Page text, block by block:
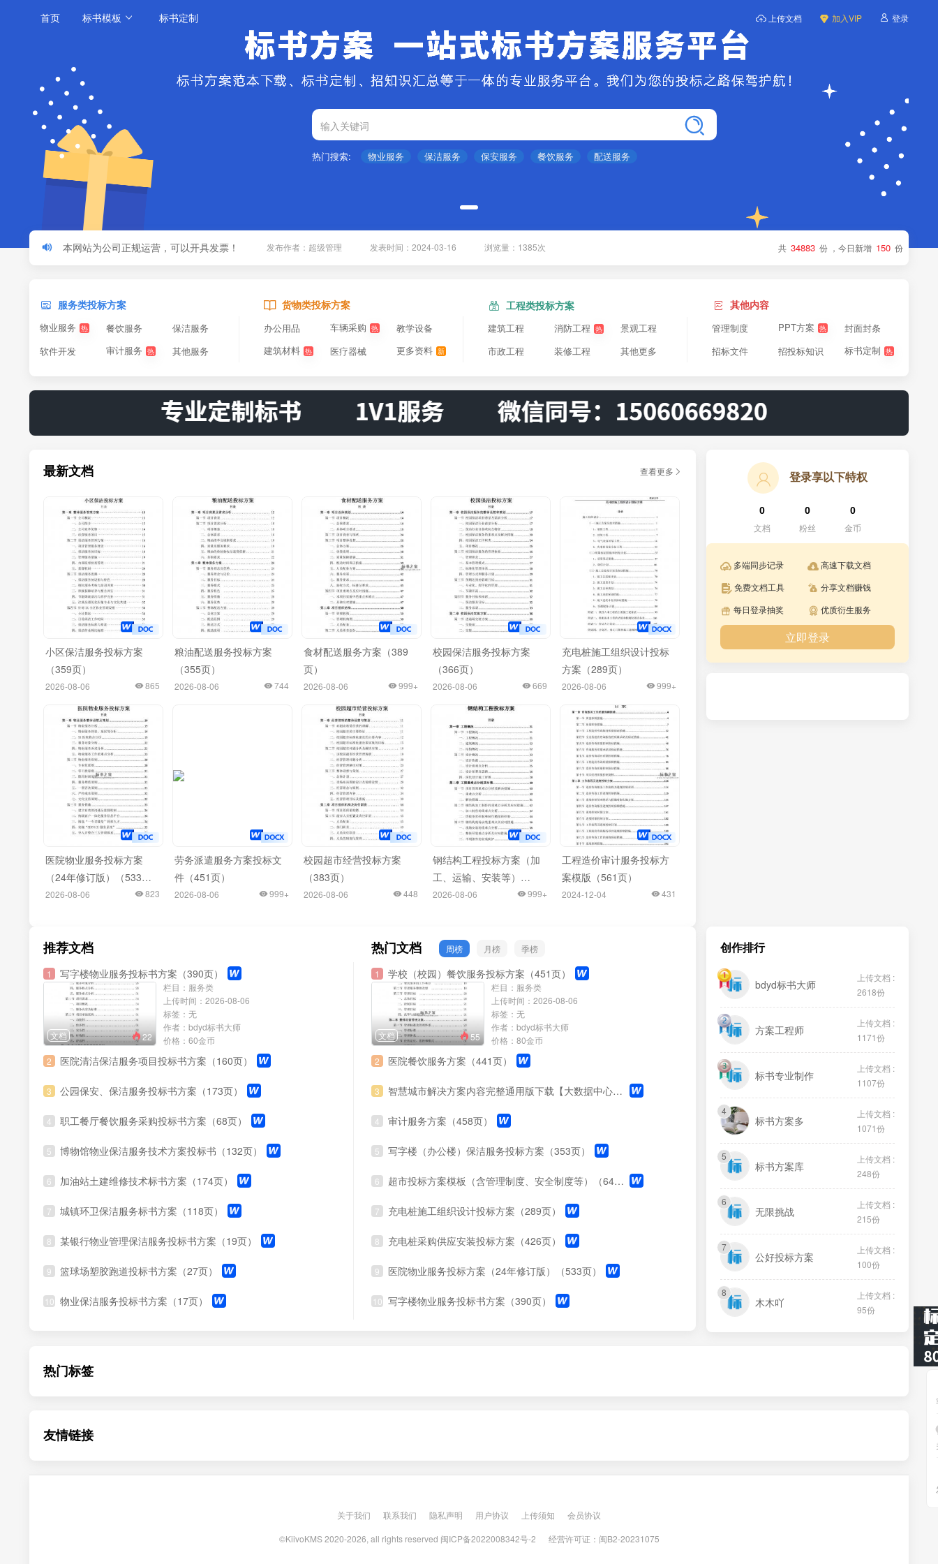
首页 标书模板 标书定制 上传文档 加入VIP 登录
热门搜索: 物业服务 保洁服务 保安服务 餐饮服务 配送服务
本网站为公司正规运营，可以开具发票！
本网站为公司正规运营，可以开具发票！
本网站为公司正规运营，可以开具发票！ 发布作者：超级管理 发表时间：2024-03-16 浏览量：1385次
共 34883 份 ，今日新增 150 份
服务类投标方案
物业服务 热 餐饮服务
保洁服务
软件开发
审计服务 热 其他服务
货物类投标方案
办公用品 车辆采购 热
教学设备
建筑材料 热 医疗器械 更多资料 新
工程类投标方案
建筑工程 消防工程 热
景观工程
市政工程
装修工程 其他更多
其他内容
管理制度 PPT方案 热
封面封条
招标文件
招投标知识 标书定制 热
最新文档 查看更多
小区保洁服务投标方案
（359页）
2026-08-06 865
粮油配送服务投标方案
（355页）
2026-08-06 744
食材配送服务方案（389
页）
2026-08-06 999+
校园保洁服务投标方案
（366页）
2026-08-06 669
充电桩施工组织设计投标
方案（289页）
2026-08-06 999+
医院物业服务投标方案
（24年修订版）（533
页）
2026-08-06 823
劳务派遣服务方案投标文
件（451页）
2026-08-06 999+
校园超市经营投标方案
（383页）
2026-08-06 448
钢结构工程投标方案（加
工、运输、安装等）
（386页）
2026-08-06 999+
工程造价审计服务投标方
案模版（561页）
2024-12-04 431
登录享以下特权
0
文档
0
粉丝
0
金币
多端同步记录
高速下载文档
免费文档工具
分享文档赚钱
每日登录抽奖
优质衍生服务
立即登录
推荐文档
1 写字楼物业服务投标书方案（390页）
文档 22
栏目：服务类
上传时间：2026-08-06
标签：无
作者：bdyd标书大师
价格：60金币
2
医院清洁保洁服务项目投标书方案（160页）
3 公园保安、保洁服务投标书方案（173页）
4 职工餐厅餐饮服务采购投标书方案（68页）
5 博物馆物业保洁服务技术方案投标书（132页）
6 加油站土建维修技术标书方案（174页）
7 城镇环卫保洁服务标书方案（118页）
8 某银行物业管理保洁服务投标书方案（19页）
9 篮球场塑胶跑道投标书方案（27页）
10 物业保洁服务投标书方案（17页）
热门文档 周榜 月榜 季榜
1 学校（校园）餐饮服务投标方案（451页）
文档 55
栏目：服务类
上传时间：2026-08-06
标签：无
作者：bdyd标书大师
价格：80金币
2
医院餐饮服务方案（441页）
3 智慧城市解决方案内容完整通用版下载【大数据中心、云计算、地理信息、物联网】（141页）
4 审计服务方案（458页）
5 写字楼（办公楼）保洁服务投标方案（353页）
6 超市投标方案模板（含管理制度、安全制度等）（642页）
7 充电桩施工组织设计投标方案（289页）
8 充电桩采购供应安装投标方案（426页）
9 医院物业服务投标方案（24年修订版）（533页）
10 写字楼物业服务投标书方案（390页）
创作排行
bdyd标书大师
上传文档 :
2618份
方案工程师
上传文档 :
1171份
标书专业制作
上传文档 :
1107份
4
标书方案多
上传文档 :
1071份
5
标书方案库
上传文档 :
248份
6
无限挑战
上传文档 :
215份
7
公好投标方案
上传文档 :
100份
8
木木吖
上传文档 :
95份
热门标签
友情链接
关于我们 联系我们 隐私声明 用户协议 上传须知
会员协议
©KiivoKMS 2020-2026, all rights reserved 闽ICP备2022008342号-2 经营许可证：闽B2-20231075